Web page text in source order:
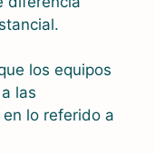
los equipos
las
lo referido a